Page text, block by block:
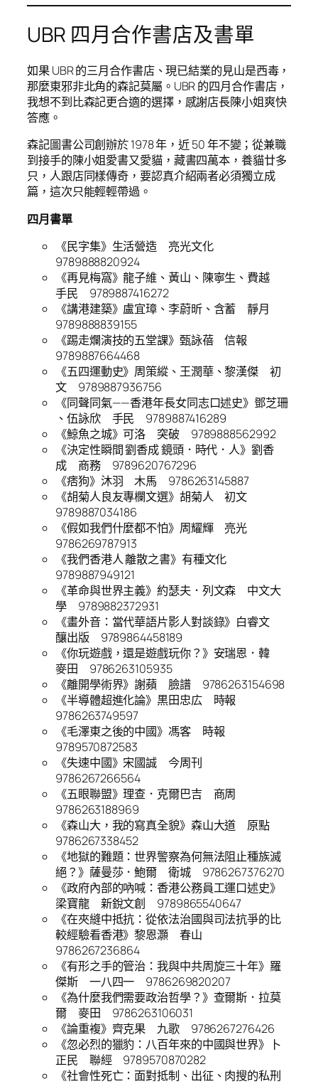
UBR 四月合作書店及書單
如果 UBR 的三月合作書店、現已結業的見山是西毒，
那麼東邪非北角的森記莫屬。UBR 的四月合作書店，
我想不到比森記更合適的選擇，感謝店長陳小姐爽快
答應。
森記圖書公司創辦於 1978 年，近 50 年不變；從兼職
到接手的陳小姐愛書又愛貓，藏書四萬本，養貓廿多
只，人跟店同樣傳奇，要認真介紹兩者必須獨立成
篇，這次只能輕輕帶過。
四月書單
《民字集》生活營造 亮光文化
9789888820924
《再見梅窩》龍子維、黃山、陳寧生、費越
手民 9789887416272
《講港建築》盧宜璋、李蔚昕、含蓄 靜月
9789888839155
《踢走爛演技的五堂課》甄詠蓓 信報
9789887664468
《五四運動史》周策縱、王潤華、黎漢傑 初
文 9789887936756
《同聲同氣——香港年長女同志口述史》鄧芝珊
、伍詠欣 手民 9789887416289
《鯨魚之城》可洛 突破 9789888562992
《決定性瞬間 劉香成 鏡頭．時代．人》劉香
成 商務 9789620767296
《痞狗》沐羽 木馬 9786263145887
《胡菊人良友專欄文選》胡菊人 初文
9789887034186
《假如我們什麼都不怕》周耀輝 亮光
9786269787913
《我們香港人 離散之書》有種文化
9789887949121
《革命與世界主義》約瑟夫．列文森 中文大
學 9789882372931
《畫外音：當代華語片影人對談錄》白睿文
釀出版 9789864458189
《你玩遊戲，還是遊戲玩你？》安瑞恩．韓
麥田 9786263105935
《離開學術界》謝蘋 臉譜 9786263154698
《半導體超進化論》黒田忠広 時報
9786263749597
《毛澤東之後的中國》馮客 時報
9789570872583
《失速中國》宋國誠 今周刊
9786267266564
《五眼聯盟》理查．克爾巴吉 商周
9786263188969
《森山大，我的寫真全貌》森山大道 原點
9786267338452
《地獄的難題：世界警察為何無法阻止種族滅
絕？》薩曼莎．鮑爾 衛城 9786267376270
《政府內部的吶喊：香港公務員工運口述史》
梁寶龍 新銳文創 9789865540647
《在夾縫中抵抗：從依法治國與司法抗爭的比
較經驗看香港》黎恩灝 春山
9786267236864
《有形之手的管治：我與中共周旋三十年》羅
傑斯 一八四一 9786269820207
《為什麼我們需要政治哲學？》查爾斯．拉莫
爾 麥田 9786263106031
《論重複》齊克果 九歌 9786267276426
《忽必烈的獵豹：八百年來的中國與世界》卜
正民 聯經 9789570870282
《社會性死亡：面對抵制、出征、肉搜的私刑